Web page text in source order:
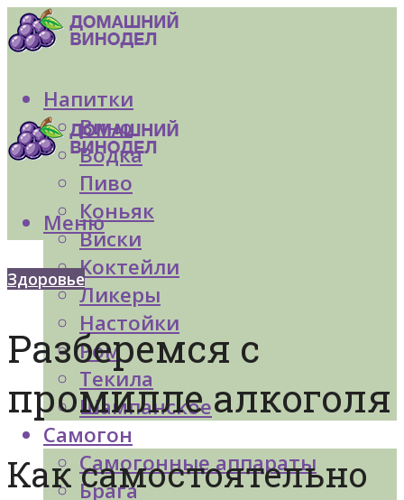
Напитки
Вино
Водка
Пиво
Коньяк
Виски
Коктейли
Ликеры
Настойки
Ром
Текила
Шампанское
Самогон
Самогонные аппараты
Брага
Меню
Здоровье
Разберемся с
промилле алкоголя
Как самостоятельно